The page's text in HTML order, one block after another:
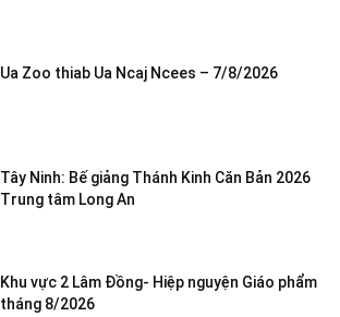
Ua Zoo thiab Ua Ncaj Ncees – 7/8/2026
Tây Ninh: Bế giảng Thánh Kinh Căn Bản 2026
Trung tâm Long An
Khu vực 2 Lâm Đồng- Hiệp nguyện Giáo phẩm
tháng 8/2026